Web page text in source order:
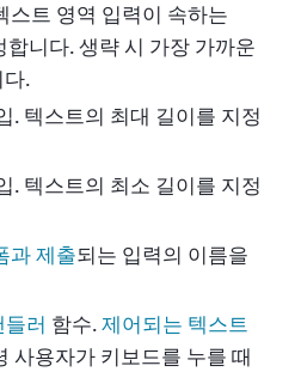
스트 영역 입력이 속하는
합니다. 생략 시 가장 가까운
.
. 텍스트의 최대 길이를 지정
. 텍스트의 최소 길이를 지정
과 제출되는 입력의 이름을
들러 함수.제어되는 텍스트
사용자가 키보드를 누를 때